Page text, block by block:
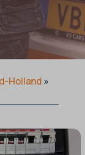
Holland »